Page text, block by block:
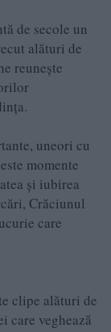
de secole un
alături de
reunește
uneori cu
momente
și iubirea
Crăciunul
care
clipe alături de
care veghează